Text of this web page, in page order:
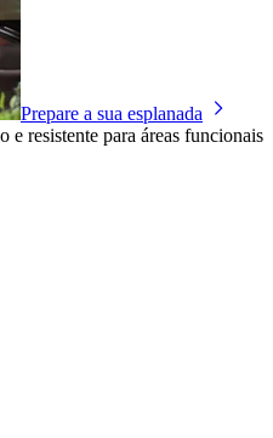
Prepare a sua esplanada
resistente para áreas funcionais